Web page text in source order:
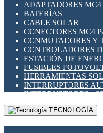
ADAPTADORES
BATERÍAS
CABLE SOLAR
CONECTORES MC4
CONMUTADORES Y
CONTROLADORES
ESTACIÓN DE
FUSIBLES
HERRAMIENTAS
INTERRUPTORES
INTERRUPTORES -
MONTAJE PANEL
PORTA FUSIBLES Y
TECNOLOGÍA